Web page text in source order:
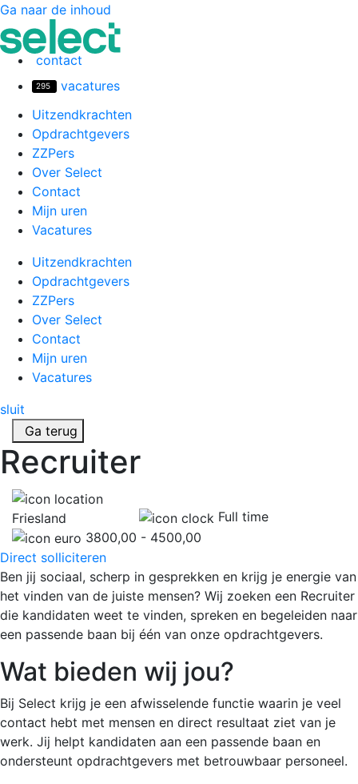
Ga naar de inhoud
contact
295
vacatures
Uitzendkrachten
Opdrachtgevers
ZZPers
Over Select
Contact
Mijn uren
Vacatures
Uitzendkrachten
Opdrachtgevers
ZZPers
Over Select
Contact
Mijn uren
Vacatures
sluit
Ga terug
Recruiter
Friesland
Full time
3800,00 - 4500,00
Direct solliciteren
Ben jij sociaal, scherp in gesprekken en krijg je energie van
het vinden van de juiste mensen? Wij zoeken een Recruiter
die kandidaten weet te vinden, spreken en begeleiden naar
een passende baan bij één van onze opdrachtgevers.
Wat bieden wij jou?
Bij Select krijg je een afwisselende functie waarin je veel
contact hebt met mensen en direct resultaat ziet van je
werk. Jij helpt kandidaten aan een passende baan en
ondersteunt opdrachtgevers met betrouwbaar personeel.